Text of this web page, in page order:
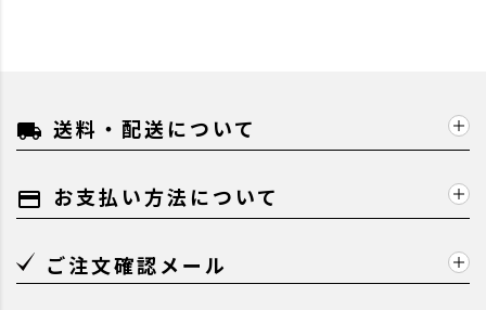
local_shipping 送料・配送について
payment お支払い方法について
ご注文確認メール